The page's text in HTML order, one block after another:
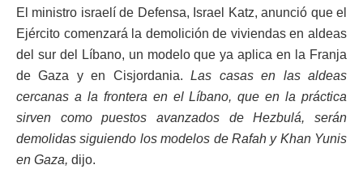
El ministro israelí de Defensa, Israel Katz, anunció que el
Ejército comenzará la demolición de viviendas en aldeas
del sur del Líbano, un modelo que ya aplica en la Franja
de Gaza y en Cisjordania.Las casas en las aldeas
cercanas a la frontera en el Líbano, que en la práctica
sirven como puestos avanzados de Hezbulá, serán
demolidas siguiendo los modelos de Rafah y Khan Yunis
en Gaza, dijo.